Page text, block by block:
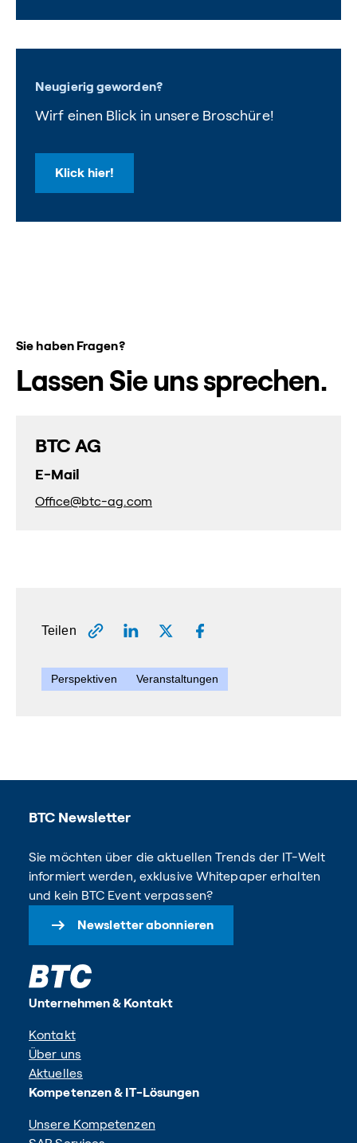
Neugierig geworden?
Wirf einen Blick in unsere Broschüre!
Klick hier!
Sie haben Fragen?
Lassen Sie uns sprechen.
BTC AG
E-Mail
Office@btc-ag.com
Teilen
Perspektiven Veranstaltungen
BTC Newsletter
Sie möchten über die aktuellen Trends der IT-Welt
informiert werden, exklusive Whitepaper erhalten
und kein BTC Event verpassen?
Newsletter abonnieren
Unternehmen & Kontakt
Kontakt
Über uns
Aktuelles
Kompetenzen & IT-Lösungen
Unsere Kompetenzen